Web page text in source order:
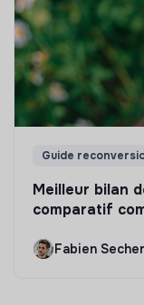
Guide
Meilleur bilan
comparatif
Fabien